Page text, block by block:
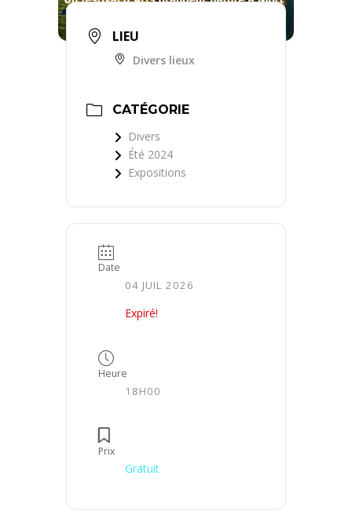
LIEU
Divers lieux
CATÉGORIE
Divers
Été 2024
Expositions
Date
04 JUIL 2026
Expiré!
Heure
18H00
Prix
Gratuit